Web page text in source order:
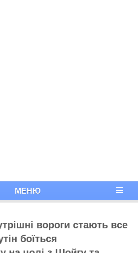
МЕНЮ
вороги стають все
боїться